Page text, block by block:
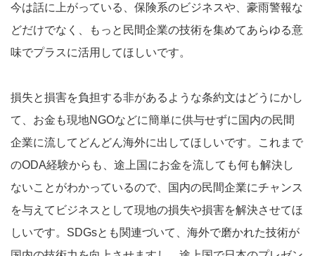
今は話に上がっている、保険系のビジネスや、豪雨警報な
どだけでなく、もっと民間企業の技術を集めてあらゆる意
味でプラスに活用してほしいです。
損失と損害を負担する非があるような条約文はどうにかし
て、お金も現地NGOなどに簡単に供与せずに国内の民間
企業に流してどんどん海外に出してほしいです。これまで
のODA経験からも、途上国にお金を流しても何も解決し
ないことがわかっているので、国内の民間企業にチャンス
を与えてビジネスとして現地の損失や損害を解決させてほ
しいです。SDGsとも関連づいて、海外で磨かれた技術が